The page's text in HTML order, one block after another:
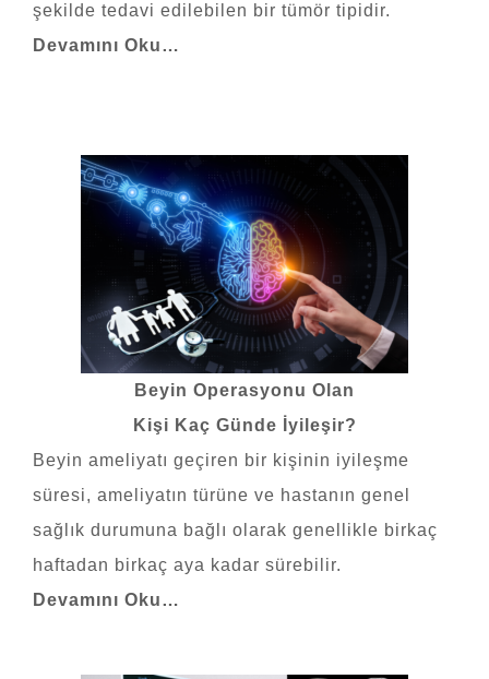
şekilde tedavi edilebilen bir tümör tipidir.
Devamını Oku…
Beyin Operasyonu Olan
Kişi Kaç Günde İyileşir?
Beyin ameliyatı geçiren bir kişinin iyileşme
süresi, ameliyatın türüne ve hastanın genel
sağlık durumuna bağlı olarak genellikle birkaç
haftadan birkaç aya kadar sürebilir.
Devamını Oku…